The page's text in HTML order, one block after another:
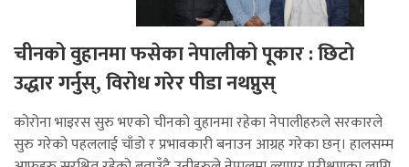
चीनको वुहानमा फसेका नेपालीको पूकार : छिटो
उद्धार गर्नुस्, विरोध गरेर पीडा नथप्नुस्
कोरोना भाइरस सुरु भएको चीनको वुहानमा रहेका नेपालीहरुले सरकारले
सुरु गरेको पहललाई चाँडो र प्रभावकारी बनाउन आग्रह गरेका छन्। हालसम्म